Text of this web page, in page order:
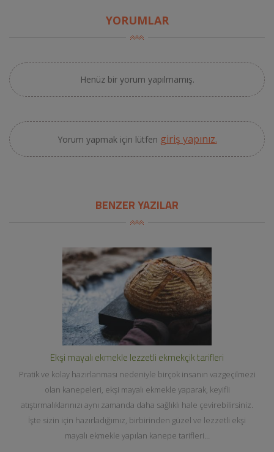
YORUMLAR
Henüz bir yorum yapılmamış.
Yorum yapmak için lütfen giriş yapınız.
BENZER YAZILAR
Ekşi mayalı ekmekle lezzetli ekmekçik tarifleri
Pratik ve kolay hazırlanması nedeniyle birçok insanın vazgeçilmezi
olan kanepeleri, ekşi mayalı ekmekle yaparak, keyifli
atıştırmalıklarınızı aynı zamanda daha sağlıklı hale çevirebilirsiniz.
İşte sizin için hazırladığımız, birbirinden güzel ve lezzetli ekşi
mayalı ekmekle yapılan kanepe tarifleri…